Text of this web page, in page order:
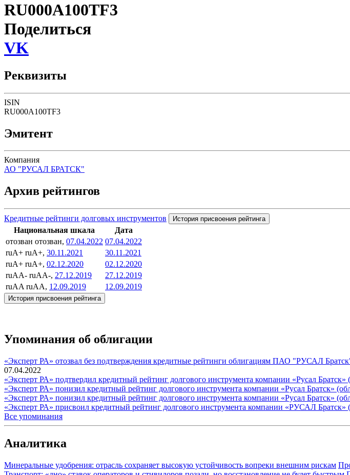
RU000A100TF3
Поделиться
VK
Реквизиты
ISIN
RU000A100TF3
Эмитент
Компания
АО "РУСАЛ БРАТСК"
Архив рейтингов
Кредитные рейтинги долговых инструментов История присвоения рейтинга
Национальная шкала
Дата
отозван отозван, 07.04.2022 07.04.2022
ruA+ ruA+, 30.11.2021
30.11.2021
ruA+ ruA+, 02.12.2020
02.12.2020
ruAA- ruAA-, 27.12.2019
27.12.2019
ruAA ruAA, 12.09.2019 12.09.2019
История присвоения рейтинга
Упоминания об облигации
«Эксперт РА» отозвал без подтверждения кредитные рейтинги облигациям ПАО "РУСАЛ
07.04.2022
«Эксперт РА» подтвердил кредитный рейтинг долгового инструмента компании «Русал
«Эксперт РА» понизил кредитный рейтинг долгового инструмента компании «Русал Братск»
«Эксперт РА» понизил кредитный рейтинг долгового инструмента компании «Русал Братск»
«Эксперт РА» присвоил кредитный рейтинг долгового инструмента компании «РУСАЛ
Все упоминания
Аналитика
Минеральные удобрения: отрасль сохраняет высокую устойчивость вопреки внешним рискам